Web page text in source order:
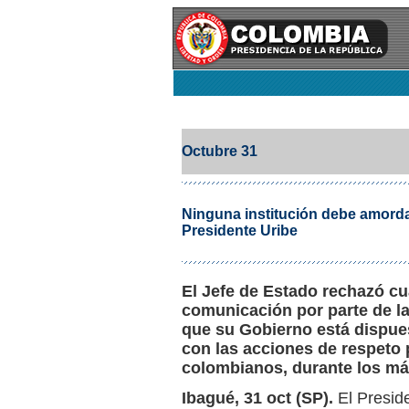
Octubre 31
Ninguna institución debe
Presidente Uribe
El Jefe de Estado rechazó
comunicación por parte de
que su Gobierno está
con las acciones de
colombianos, durante los
Ibagué, 31 oct (SP). El